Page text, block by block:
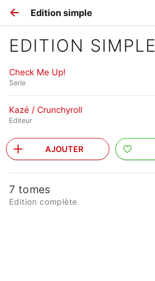
Edition simple
EDITION SIMPLE
Check Me Up!
Serie
Kazé / Crunchyroll
Editeur
AJOUTER
7 tomes
Edition complète